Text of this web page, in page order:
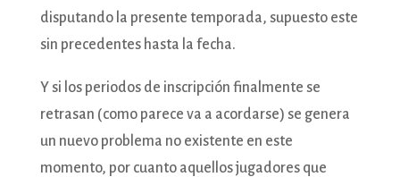
disputando la presente temporada, supuesto este
sin precedentes hasta la fecha.
Y si los periodos de inscripción finalmente se
retrasan (como parece va a acordarse) se genera
un nuevo problema no existente en este
momento, por cuanto aquellos jugadores que